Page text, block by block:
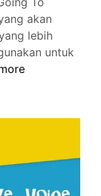
akan
lebih
untuk